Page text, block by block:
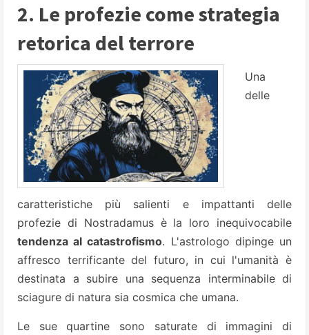
2. Le profezie come strategia
retorica del terrore
Una
delle
caratteristiche più salienti e impattanti delle
profezie di Nostradamus è la loro inequivocabile
tendenza al catastrofismo. L'astrologo dipinge un
affresco terrificante del futuro, in cui l'umanità è
destinata a subire una sequenza interminabile di
sciagure di natura sia cosmica che umana.
Le sue quartine sono saturate di immagini di